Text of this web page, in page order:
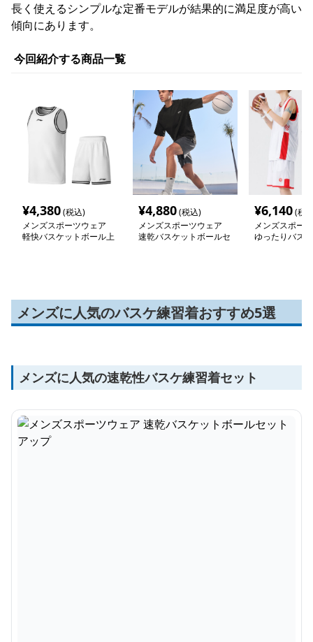
長く使えるシンプルな定番モデルが結果的に満足度が高い
傾向にあります。
今回紹介する商品一覧
¥4,380(税込)
メンズスポーツウェア
軽快バスケットボール上
¥4,880(税込)
メンズスポーツウェア
速乾バスケットボールセ
¥6,140(税
メンズスポー
ゆったりバス
メンズに人気のバスケ練習着おすすめ5選
メンズに人気の速乾性バスケ練習着セット